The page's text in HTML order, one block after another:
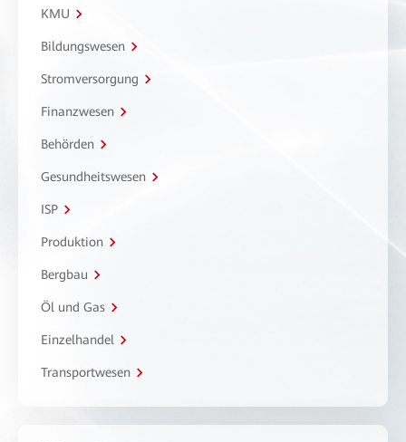
KMU
Bildungswesen
Stromversorgung
Finanzwesen
Behörden
Gesundheitswesen
ISP
Produktion
Bergbau
Öl und Gas
Einzelhandel
Transportwesen